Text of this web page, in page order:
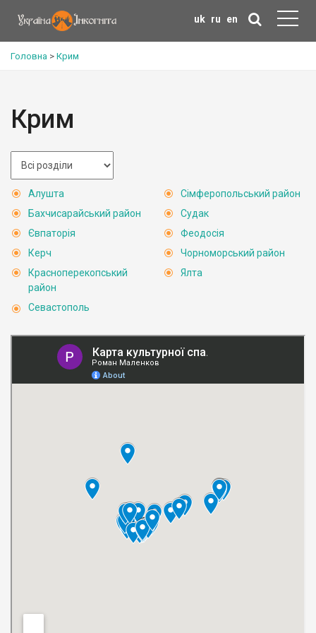
uk ru en
Головна > Крим
Крим
Алушта
Бахчисарайський район
Євпаторія
Керч
Красноперекопський
район
Севастополь
Сімферопольський район
Судак
Феодосія
Чорноморський район
Ялта